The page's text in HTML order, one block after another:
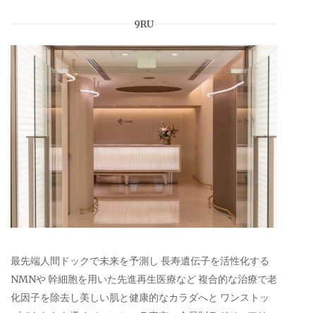
9RU
最先端人間ドックで未来を予測し 長寿遺伝子を活性化する
NMNや 幹細胞を用いた先進再生医療など 複合的な治療で老
化因子を除去し美しい肌と健康的なカラダへと ワンストッ